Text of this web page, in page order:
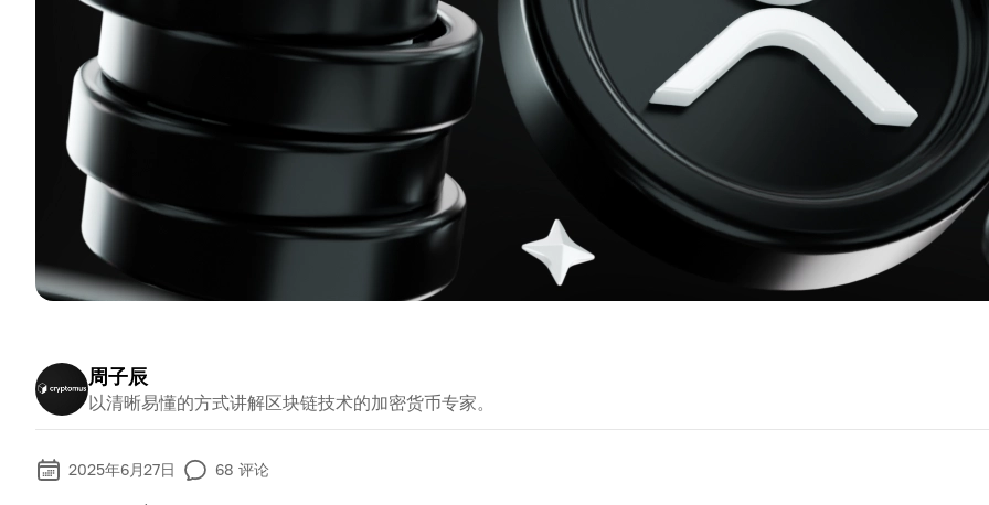
周子辰
以清晰易懂的方式讲解区块链技术的加密货币专家。
2025年6月27日 68 评论